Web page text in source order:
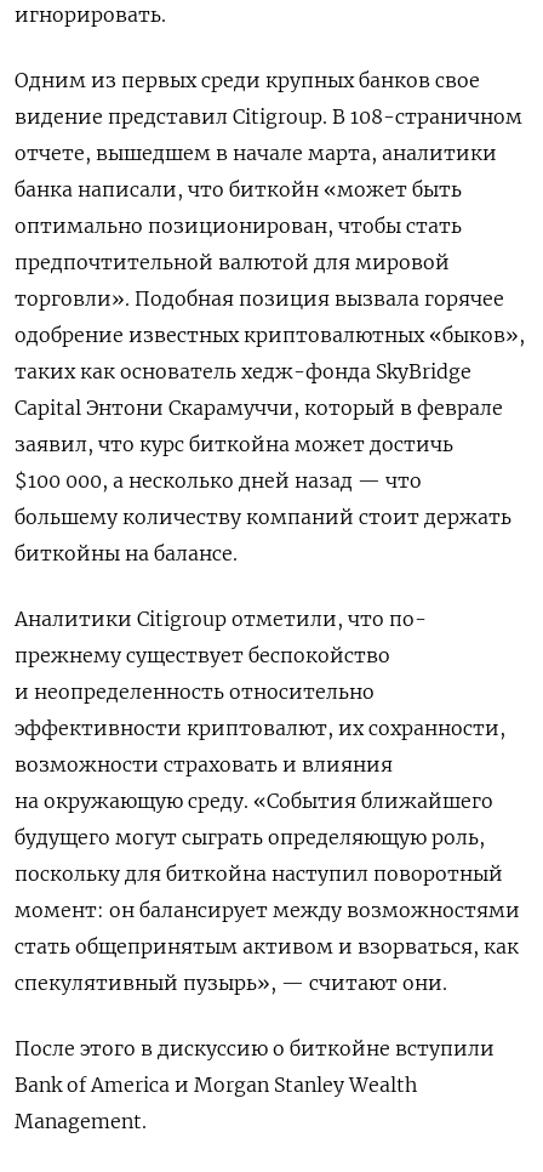
игнорировать.
Одним из первых среди крупных банков свое
видение представил Citigroup. В 108-страничном
отчете, вышедшем в начале марта, аналитики
банка написали, что биткойн «может быть
оптимально позиционирован, чтобы стать
предпочтительной валютой для мировой
торговли». Подобная позиция вызвала горячее
одобрение известных криптовалютных «быков»,
таких как основатель хедж-фонда SkyBridge
Capital Энтони Скарамуччи, который в феврале
заявил, что курс биткойна может достичь
$100 000, а несколько дней назад — что
большему количеству компаний стоит держать
биткойны на балансе.
Аналитики Citigroup отметили, что по-
прежнему существует беспокойство
и неопределенность относительно
эффективности криптовалют, их сохранности,
возможности страховать и влияния
на окружающую среду. «События ближайшего
будущего могут сыграть определяющую роль,
поскольку для биткойна наступил поворотный
момент: он балансирует между возможностями
стать общепринятым активом и взорваться, как
спекулятивный пузырь», — считают они.
После этого в дискуссию о биткойне вступили
Bank of America и Morgan Stanley Wealth
Management.